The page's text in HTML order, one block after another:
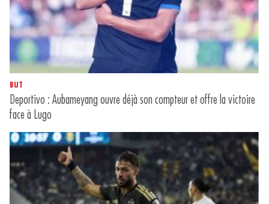
BUT
Deportivo : Aubameyang ouvre déjà son compteur et offre la victoire
face à Lugo